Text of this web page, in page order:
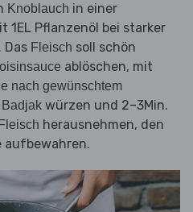
Knoblauch in einer
1EL Pflanzenöl bei starker
Das Fleisch soll schön
ablöschen, mit
nach gewünschtem
würzen und 2–3Min.
Fleisch herausnehmen, den